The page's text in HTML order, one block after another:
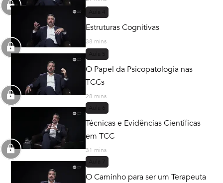
Estruturas Cognitivas
38 mins
O Papel da Psicopatologia nas
TCCs
28 mins
Técnicas e Evidências Científicas
em TCC
31 mins
O Caminho para ser um Terapeuta